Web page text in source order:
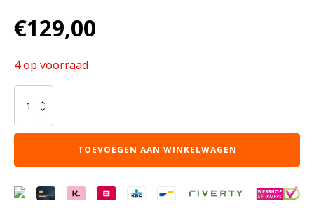
€129,00
4 op voorraad
Japanse
kunstplant
180
aantal
TOEVOEGEN AAN WINKELWAGEN